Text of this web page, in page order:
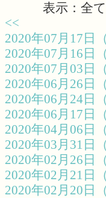
表示：全て
<<
2020年07月17
2020年07月16
2020年07月03
2020年06月26
2020年06月24
2020年06月17
2020年04月06
2020年03月31
2020年02月26
2020年02月21
2020年02月20